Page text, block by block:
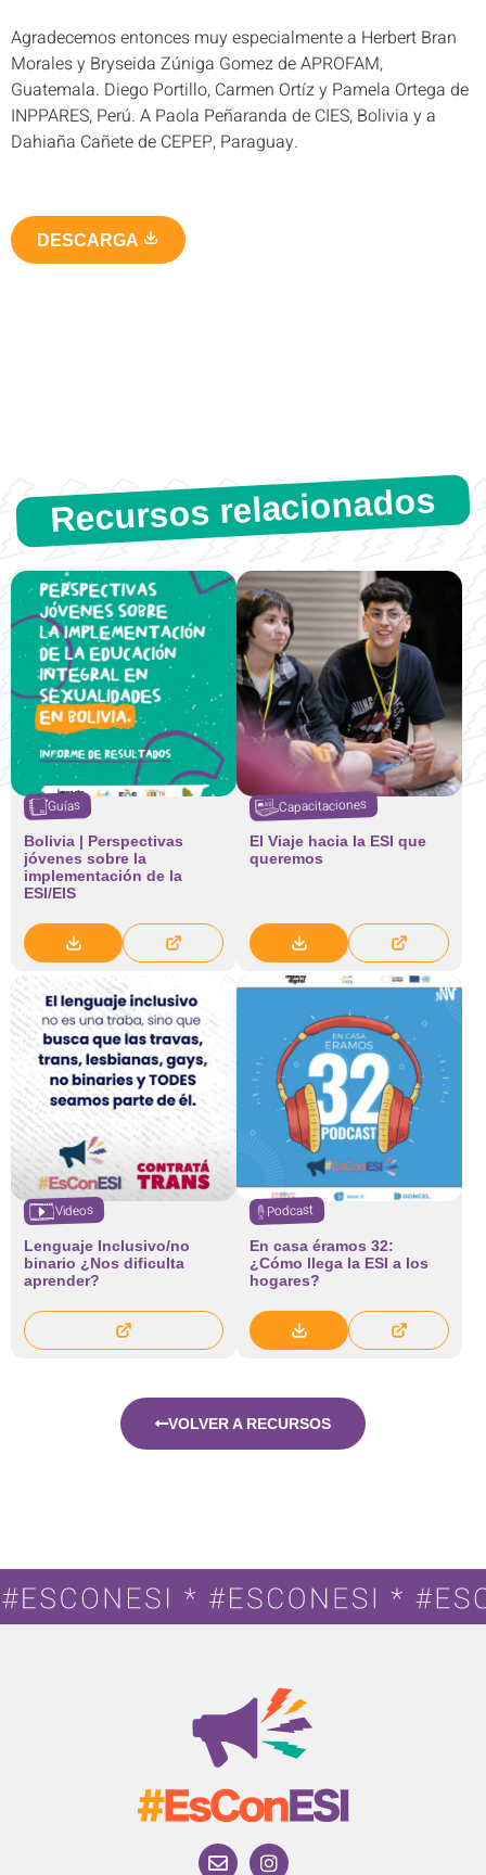
Agradecemos entonces muy especialmente a Herbert Bran
Morales y Bryseida Zúniga Gomez de APROFAM,
Guatemala. Diego Portillo, Carmen Ortíz y Pamela Ortega de
INPPARES, Perú. A Paola Peñaranda de CIES, Bolivia y a
Dahiaña Cañete de CEPEP, Paraguay.
DESCARGA
Recursos relacionados
Guías
Bolivia | Perspectivas
jóvenes sobre la
implementación de la
ESI/EIS
Capacitaciones
El Viaje hacia la ESI que
queremos
Videos
Lenguaje Inclusivo/no
binario ¿Nos dificulta
aprender?
Podcast
En casa éramos 32:
¿Cómo llega la ESI a los
hogares?
VOLVER A RECURSOS